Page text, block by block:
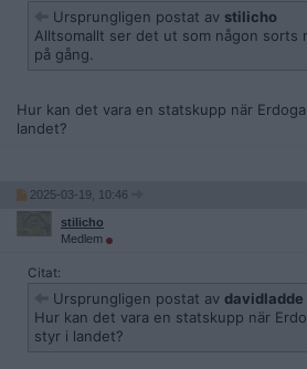
Ursprungligen postat av stilicho
Alltsomallt ser det ut som någon sorts
på gång.
Hur kan det vara en statskupp när
landet?
2025-03-19, 10:46
stilicho
Medlem
Citat:
Ursprungligen postat av davidladde
Hur kan det vara en statskupp när
styr i landet?